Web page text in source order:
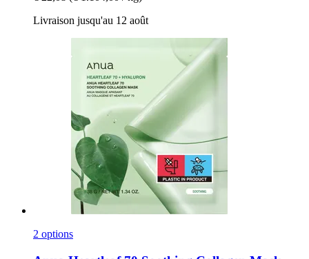
Livraison jusqu'au 12 août
2 options